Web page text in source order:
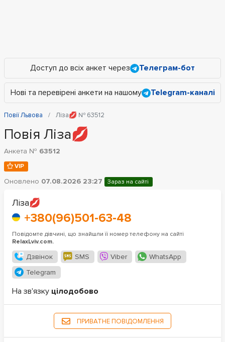
Доступ до всіх анкет через Телеграм-бот
Нові та перевірені анкети на нашому Telegram-каналі
Повії Львова Ліза💋 № 63512
Повія Ліза💋
Анкета № 63512
VIP
Оновлено 07.08.2026 23:27 Зараз на сайті
Ліза💋
+380(96)501-63-48
Повідомте дівчині, що знайшли її номер телефону на сайті
RelaxLviv.com.
Дзвінок SMS Viber
WhatsApp
Telegram
На зв'язку цілодобово
ПРИВАТНЕ ПОВІДОМЛЕННЯ